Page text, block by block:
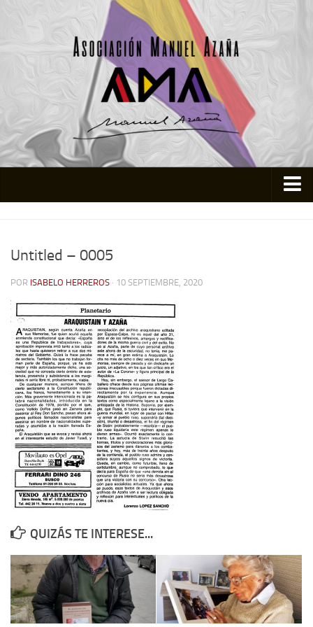
Actividades
Colabora
Contacto
Memoria Histórica
Investigación previa de la represión en Talavera de la Reina (1937-
1947).
Informe Represión en Toledo 1936-1947 | Buscador
Informe de la fosa de abril de 1939 de Tembleque
Enciclopedia Republicana
Militantes históricos IR
Izquierda Republicana. Agrupaciones y Militantes (1934-1939)
Izquierda Republicana. Navarra
Izquierda Republicana. Galicia
Textos esenciales del republicanismo
Untitled – 0005
POR ISABELO HERREROS · 10 SEPTIEMBRE, 2020
QUIZÁS TE INTERESE...